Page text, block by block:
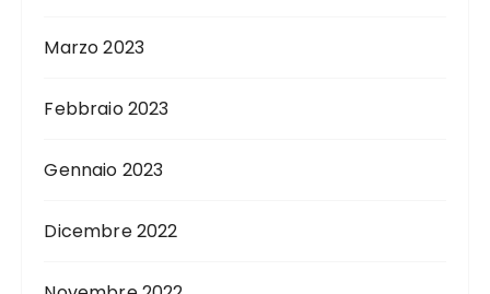
Marzo 2023
Febbraio 2023
Gennaio 2023
Dicembre 2022